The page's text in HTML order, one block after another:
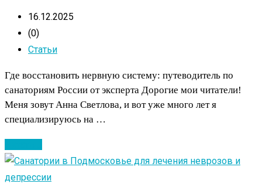
16.12.2025
(0)
Статьи
Где восстановить нервную систему: путеводитель по
санаториям России от эксперта Дорогие мои читатели!
Меня зовут Анна Светлова, и вот уже много лет я
специализируюсь на …